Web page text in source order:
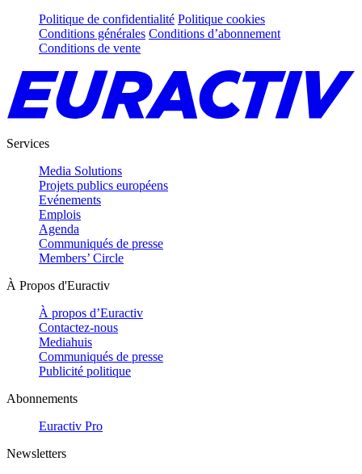
Politique de confidentialité Politique cookies
Conditions générales Conditions d’abonnement
Conditions de vente
Services
Media Solutions
Projets publics européens
Evénements
Emplois
Agenda
Communiqués de presse
Members’ Circle
À Propos d'Euractiv
À propos d’Euractiv
Contactez-nous
Mediahuis
Communiqués de presse
Publicité politique
Abonnements
Euractiv Pro
Newsletters